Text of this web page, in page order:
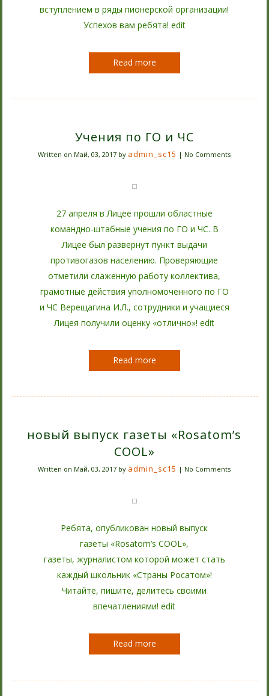
вступлением в ряды пионерской организации!
Успехов вам ребята! edit
Read more
Учения по ГО и ЧС
Written on Май, 03, 2017 by admin_sc15 | No Comments
27 апреля в Лицее прошли областные
командно-штабные учения по ГО и ЧС. В
Лицее был развернут пункт выдачи
противогазов населению. Проверяющие
отметили слаженную работу коллектива,
грамотные действия уполномоченного по ГО
и ЧС Верещагина И.Л., сотрудники и учащиеся
Лицея получили оценку «отлично»! edit
Read more
новый выпуск газеты «Rosatom’s
COOL»
Written on Май, 03, 2017 by admin_sc15 | No Comments
Ребята, опубликован новый выпуск
газеты «Rosatom’s COOL»,
газеты, журналистом которой может стать
каждый школьник «Страны Росатом»!
Читайте, пишите, делитесь своими
впечатлениями! edit
Read more